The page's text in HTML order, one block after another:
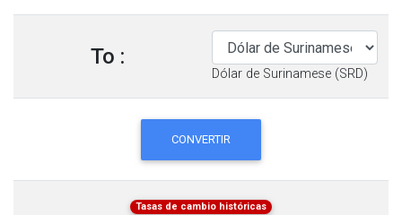
To :
Dólar de Surinamese (SRD)
CONVERTIR
Tasas de cambio históricas